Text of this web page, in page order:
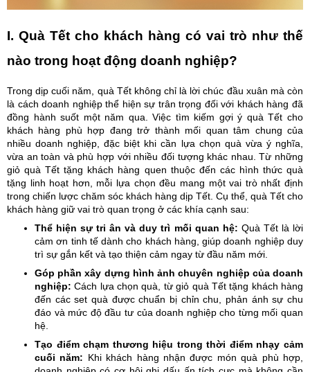
I. Quà Tết cho khách hàng có vai trò như thế
nào trong hoạt động doanh nghiệp?
Trong dịp cuối năm, quà Tết không chỉ là lời chúc đầu xuân mà còn
là cách doanh nghiệp thể hiện sự trân trọng đối với khách hàng đã
đồng hành suốt một năm qua. Việc tìm kiếm gợi ý quà Tết cho
khách hàng phù hợp đang trở thành mối quan tâm chung của
nhiều doanh nghiệp, đặc biệt khi cần lựa chọn quà vừa ý nghĩa,
vừa an toàn và phù hợp với nhiều đối tượng khác nhau. Từ những
giỏ quà Tết tặng khách hàng quen thuộc đến các hình thức quà
tặng linh hoạt hơn, mỗi lựa chọn đều mang một vai trò nhất định
trong chiến lược chăm sóc khách hàng dịp Tết. Cụ thể, quà Tết cho
khách hàng giữ vai trò quan trọng ở các khía cạnh sau:
Thể hiện sự tri ân và duy trì mối quan hệ: Quà Tết là lời
cảm ơn tinh tế dành cho khách hàng, giúp doanh nghiệp duy
trì sự gắn kết và tạo thiện cảm ngay từ đầu năm mới.
Góp phần xây dựng hình ảnh chuyên nghiệp của doanh
nghiệp: Cách lựa chọn quà, từ giỏ quà Tết tặng khách hàng
đến các set quà được chuẩn bị chỉn chu, phản ánh sự chu
đáo và mức độ đầu tư của doanh nghiệp cho từng mối quan
hệ.
Tạo điểm chạm thương hiệu trong thời điểm nhạy cảm
cuối năm: Khi khách hàng nhận được món quà phù hợp,